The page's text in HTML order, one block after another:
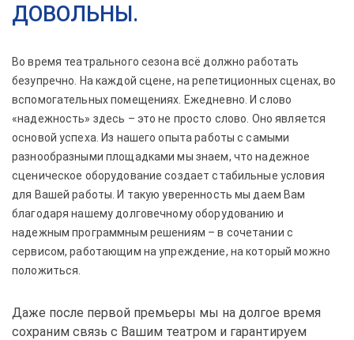
ДОВОЛЬНЫ.
Во время театрального сезона всё должно работать
безупречно. На каждой сцене, на репетиционных сценах, во
вспомогательных помещениях. Ежедневно. И слово
«надежность» здесь – это не просто слово. Оно является
основой успеха. Из нашего опыта работы с самыми
разнообразными площадками мы знаем, что надежное
сценическое оборудование создает стабильные условия
для Вашей работы. И такую уверенность мы даем Вам
благодаря нашему долговечному оборудованию и
надежным программным решениям – в сочетании с
сервисом, работающим на упреждение, на который можно
положиться.
Даже после первой премьеры мы на долгое время
сохраним связь с Вашим театром и гарантируем